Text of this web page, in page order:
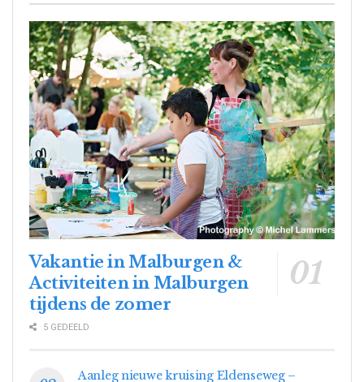
Vakantie in Malburgen &
Activiteiten in Malburgen
tijdens de zomer
5 GEDEELD
Aanleg nieuwe kruising Eldenseweg –